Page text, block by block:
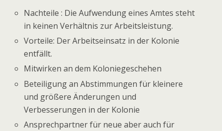
Nachteile : Die Aufwendung eines Amtes steht
in keinen Verhältnis zur Arbeitsleistung.
Vorteile: Der Arbeitseinsatz in der Kolonie
entfällt.
Mitwirken an dem Koloniegeschehen
Beteiligung an Abstimmungen für kleinere
und größere Änderungen und
Verbesserungen in der Kolonie
Ansprechpartner für neue aber auch für